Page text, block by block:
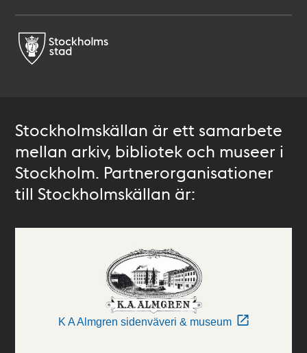
Stockholmskällan är ett samarbete
mellan arkiv, bibliotek och museer i
Stockholm. Partnerorganisationer
till Stockholmskällan är:
K A Almgren sidenväveri & museum